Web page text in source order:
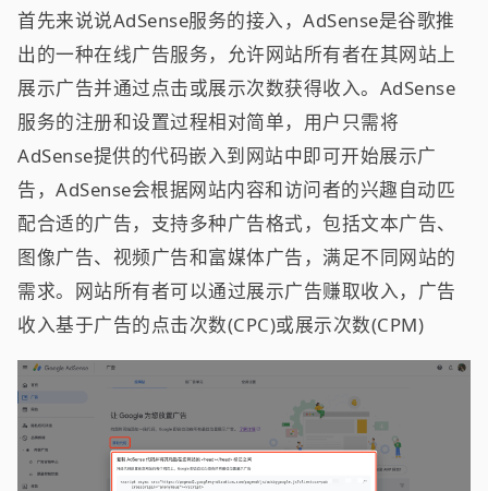
首先来说说AdSense服务的接入，AdSense是谷歌推
出的一种在线广告服务，允许网站所有者在其网站上
展示广告并通过点击或展示次数获得收入。AdSense
服务的注册和设置过程相对简单，用户只需将
AdSense提供的代码嵌入到网站中即可开始展示广
告，AdSense会根据网站内容和访问者的兴趣自动匹
配合适的广告，支持多种广告格式，包括文本广告、
图像广告、视频广告和富媒体广告，满足不同网站的
需求。网站所有者可以通过展示广告赚取收入，广告
收入基于广告的点击次数(CPC)或展示次数(CPM)